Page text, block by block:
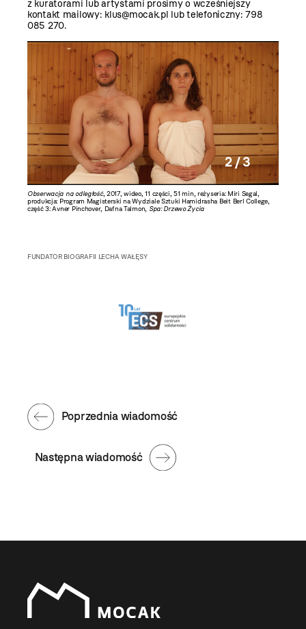
z kuratorami lub artystami prosimy o wcześniejszy
kontakt mailowy: klus@mocak.pl lub telefoniczny: 798
085 270.
Obserwacja na odległość, 2017, wideo, 11 części, 51 min, reżyseria: Miri Segal,
produkcja: Program Magisterski na Wydziale Sztuki Hamidrasha Beit Berl College,
część 3: Avner Pinchover, Dafna Talmon, Spa: Drzewo Życia
2 / 3
FUNDATOR BIOGRAFII LECHA WAŁĘSY
Następna wiadomość
Poprzednia wiadomość